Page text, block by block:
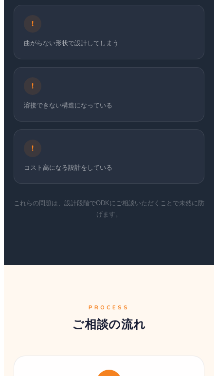
!
曲がらない形状で設計してしまう
!
溶接できない構造になっている
!
コスト高になる設計をしている
これらの問題は、設計段階でODKにご相談いただくことで未然に防
げます。
PROCESS
ご相談の流れ